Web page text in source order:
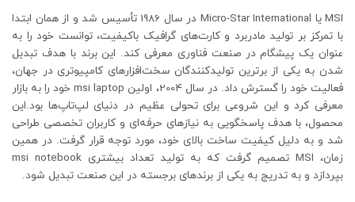
MSI یا Micro-Star International در سال 1986 تأسیس شد و از همان ابتدا
با تمرکز بر تولید مادربرد و کارت‌های گرافیک باکیفیت، توانست خود را به
عنوان یک پیشگام در صنعت فناوری معرفی کند. این برند با هدف تبدیل
شدن به یکی از برترین تولیدکنندگان سخت‌افزارهای کامپیوتری در جهان،
فعالیت خود را گسترش داد. در سال 2004، اولین msi laptop خود را به بازار
معرفی کرد و این شروعی برای تحولی عظیم در دنیای لپ‌تاپ‌ها بود.این
محصول، با هدف پاسخگویی به نیازهای حرفه‌ای و کاربران تخصصی طراحی
شد و به دلیل کیفیت ساخت بالای خود، مورد توجه قرار گرفت. در همین
زمان، MSI تصمیم گرفت که به تولید تعداد بیشتری msi notebook
بپردازد و به تدریج به یکی از برندهای برجسته در این صنعت تبدیل شود.